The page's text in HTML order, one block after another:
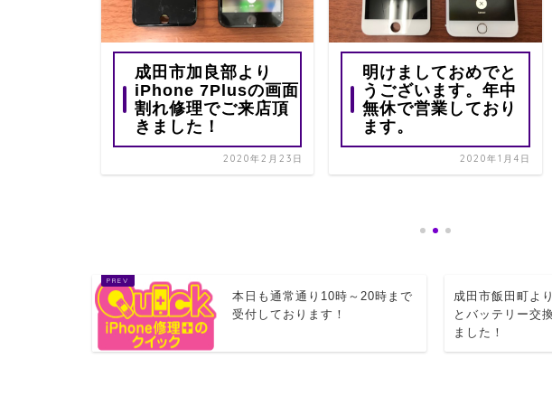
成田市加良部より
iPhone 7Plusの画面
割れ修理でご来店頂
きました！
2020年2月23日
明けましておめでと
うございます。年中
無休で営業しており
ます。
2020年1月4日
本日も通常通り10時～20時まで
受付しております！
成田市飯田町よ
とバッテリー交
ました！